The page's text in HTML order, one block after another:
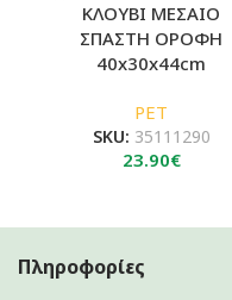
ΚΛΟΥΒΙ ΜΕΣΑΙΟ
ΣΠΑΣΤΗ ΟΡΟΦΗ
40x30x44cm
PET
SKU: 35111290
23.90€
Πληροφορίες